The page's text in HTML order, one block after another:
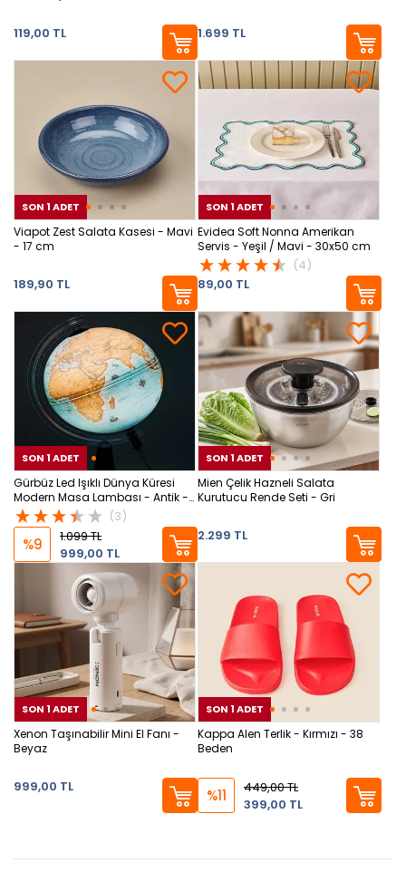
119,00 TL 1.699 TL
SON 1 ADET SON 1 ADET
Viapot Zest Salata Kasesi - Mavi
- 17 cm
189,90 TL
SON 1 ADET
Evidea Soft Nonna Amerikan
Servis - Yeşil / Mavi - 30x50 cm
(4)
89,00 TL
SON 1 ADET SON 1 ADET
Gürbüz Led Işıklı Dünya Küresi
Modern Masa Lambası - Antik -
34 cm
(3)
%9
1.099 TL
999,00 TL
SON 1 ADET
Mien Çelik Hazneli Salata
Kurutucu Rende Seti - Gri
2.299 TL
SON 1 ADET SON 1 ADET
Xenon Taşınabilir Mini El Fanı -
Beyaz
999,00 TL
SON 1 ADET
Kappa Alen Terlik - Kırmızı - 38
Beden
%11
449,00 TL
399,00 TL